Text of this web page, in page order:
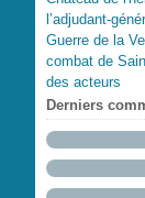
l’adjudant-
Guerre de la
combat de
des acteurs
Derniers